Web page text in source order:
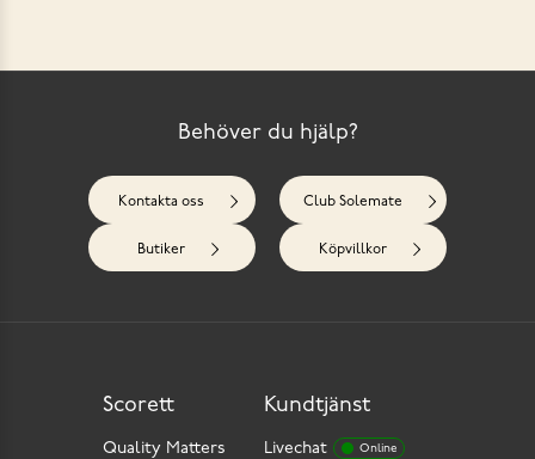
Behöver du hjälp?
Kontakta oss Club Solemate
Butiker Köpvillkor
Kundtjänst
Livechat Online
Scorett
Quality Matters